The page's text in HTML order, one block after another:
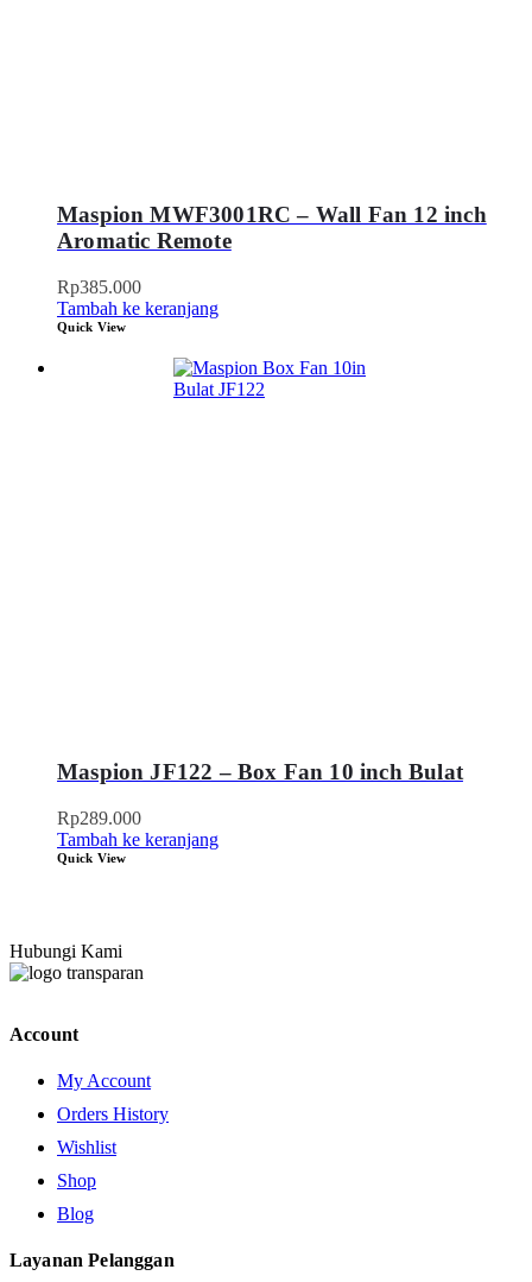
Maspion MWF3001RC – Wall Fan 12 inch
Aromatic Remote
Rp385.000
Tambah ke keranjang
Quick View
Maspion JF122 – Box Fan 10 inch Bulat
Rp289.000
Tambah ke keranjang
Quick View
Hubungi Kami
Account
My Account
Orders History
Wishlist
Shop
Blog
Layanan Pelanggan